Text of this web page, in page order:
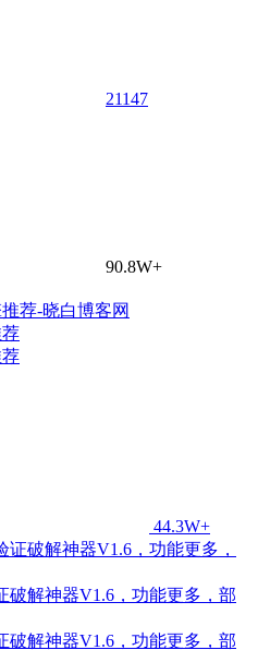
21147
90.8W+
44.3W+
破解神器V1.6，功能更多，部
破解神器V1.6，功能更多，部